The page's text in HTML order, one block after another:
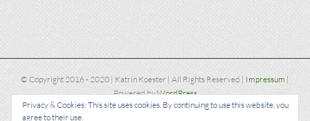
© Copyright 2016 - 2020 | Katrin Koester | All Rights Reserved | Impressum |
Powered byWordPress
Privacy & Cookies: This site uses cookies. By continuing to use this website, you
agree to their use.